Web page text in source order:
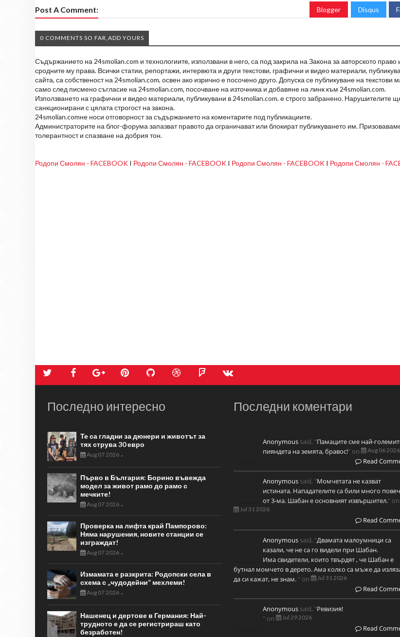
Post A Comment: Blogger Disqus
0 COMMENTS SO FAR,ADD YOURS
Съдържанието на 24smolian.com и технологиите, използвани в него, са под закрила на Закона за авторското право
сродните му права. Всички статии, репортажи, интервюта и други текстови, графични и видео материали,
сайта, са собственост на 24smolian.com, освен ако изрично е посочено друго. Допуска се публикуване на текстови
само след писмено съгласие на 24smolian.com, посочване на източника и добавяне на линк към 24smolian.com.
Използването на графични и видео материали, публикувани в 24smolian.com. е строго забранено. Нарушителите
санкционирани с цялата строгост на закона.
24smolian.comне носи отговорност за съдържанието на коментарите под публикациите.
Администраторите на блог-форума запазват правото да ограничават или блокират публикуването им.
толерантност и спазване на добрия тон.
Родопи Смолян - FACEBOOK I Родопи Смолян - FACEBOOK I Родопи Смолян - FACEBOOK I Родопи Смолян -
Последно интересно
Те са гладни за дюнери и животът за
тях струва 30 евро
Aug 07 2026 -
Първо в България: Борино въвежда
модел за живот рамо до рамо с
мечките!
Aug 07 2026 -
Проверка на лифта край Пампорово:
Няма нарушения, новите станции се
изграждат!
Aug 07 2026 -
Измамата е разкрита: Родопски села в
схема с „чудодейни“ мехлеми!
Aug 07 2026 -
Нашенец и дертове в Германия: Най-
трудното е да се регистрираш като
безработен!
Последни коментари
Anonymous said, "Памаците сме най-
пияндета на земята, бравос!" on Aug 06 2026
Read
Anonymous said, "Момчетата не казват
истината. Нападателите са били много
от 3-ма. Шабан е основният извършител." on
Jul 31 2026
Read
Anonymous said, "Двамата малоумници са
казали, че не са го видели при Шабан.
Има свидетели, които твърдят , че Шабан е
бутнал момчето в дерето. Ама колко са мъже да
да си кажат, не знам. " on Jul 31 2026
Read
Anonymous said, "Ревизия!
" on
Jul 29 2026
Read